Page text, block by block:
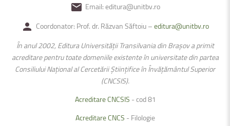
Email: editura@unitbv.ro
Coordonator: Prof. dr. Răzvan Săftoiu –editura@unitbv.ro
În anul 2002, Editura Universității Transilvania din Braşov a primit
acreditare pentru toate domeniile existente în universitate din partea
Consiliului Național al Cercetării Ştiințifice în Învățământul Superior
(CNCSIS).
Acreditare CNCSIS - cod 81
Acreditare CNCS - Filologie